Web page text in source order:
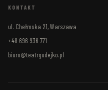
KONTAKT
ul. Chełmska 21, Warszawa
+48 696 936 771
biuro@teatrgudejko.pl